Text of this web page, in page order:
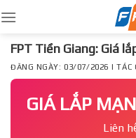
to
content
FPT Tiền Giang: Giá
ĐĂNG NGÀY: 03/07/2026 | TÁC
GIÁ LẮP
Liên